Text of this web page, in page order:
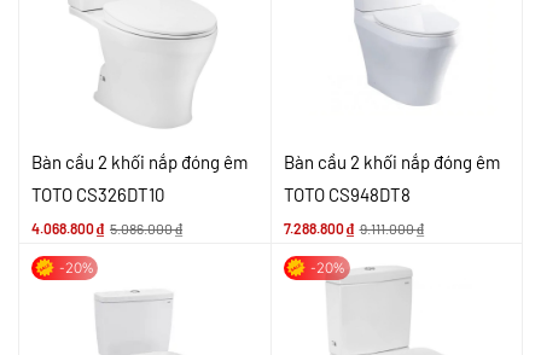
Bàn cầu 2 khối nắp đóng êm
TOTO CS326DT10
4.068.800₫ 5.086.000₫
Bàn cầu 2 khối nắp đóng êm
TOTO CS948DT8
7.288.800₫ 9.111.000₫
-20% -20%